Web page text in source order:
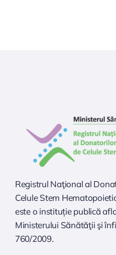
Registrul Naţional al
Celule Stem
este o instituție publică
Ministerului Sănătăţii şi
760/2009.